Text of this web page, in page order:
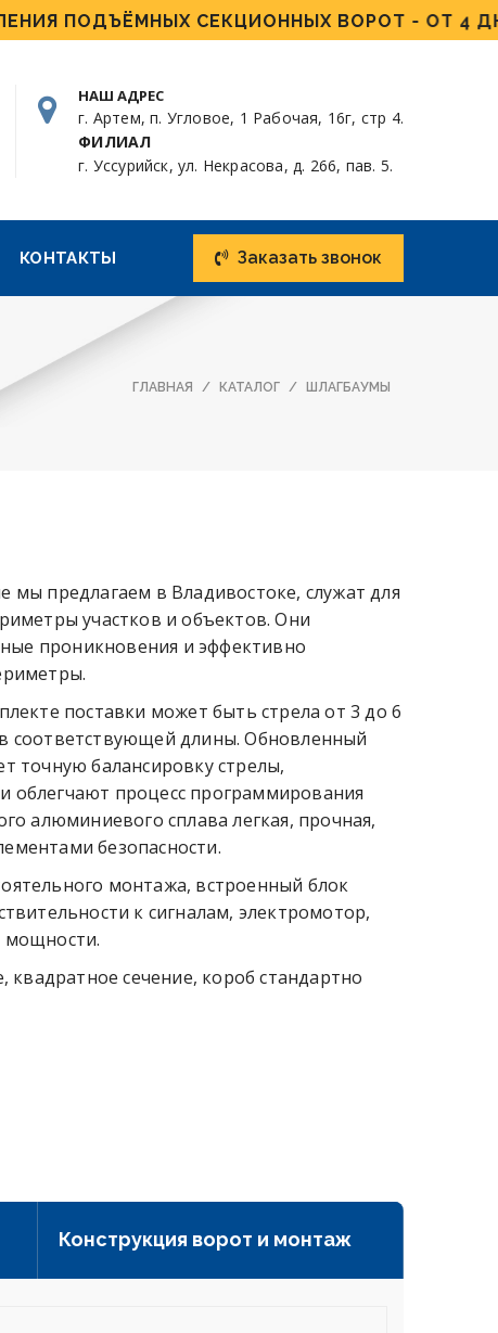
ПОДЪЁМНЫХ СЕКЦИОННЫХ ВОРОТ - ОТ 4 ДНЕЙ!
НАШ АДРЕС
г. Артем, п. Угловое, 1 Рабочая, 16г, стр 4.
ФИЛИАЛ
г. Уссурийск, ул. Некрасова, д. 266, пав. 5.
КОНТАКТЫ Заказать звонок
ГЛАВНАЯ КАТАЛОГ ШЛАГБАУМЫ
предлагаем в Владивостоке, служат для
участков и объектов. Они
проникновения и эффективно
поставки может быть стрела от 3 до 6
соответствующей длины. Обновленный
точную балансировку стрелы,
процесс программирования
алюминиевого сплава легкая, прочная,
безопасности.
монтажа, встроенный блок
к сигналам, электромотор,
мощности.
сечение, короб стандартно
Конструкция ворот и монтаж